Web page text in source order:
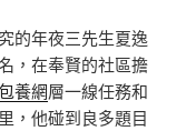
年夜三先生夏逸
，在奉賢的社區擔
養網層一線任務和
，他碰到良多題目